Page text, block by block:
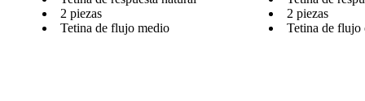
2 piezas
Tetina de flujo medio
2 piezas
Tetina de flujo